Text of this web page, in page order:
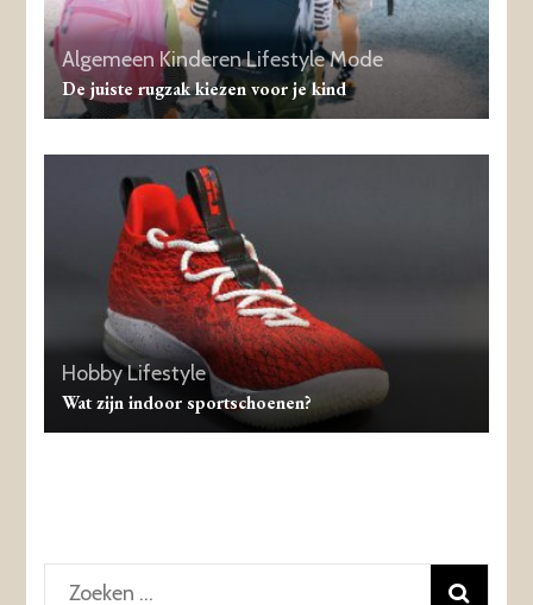
Algemeen KinderenLifestyleMode
De juiste rugzak kiezen voor je kind
HobbyLifestyle
Wat zijn indoor sportschoenen?
Zoeken